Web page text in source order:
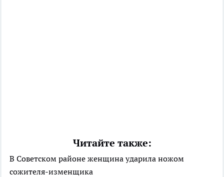
Читайте также:
В Советском районе женщина ударила ножом
сожителя-изменщика